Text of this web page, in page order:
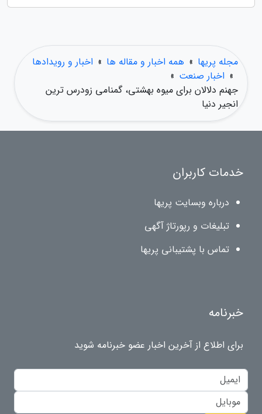
مجله پریها » همه اخبار و مقاله ها » اخبار و رویدادها
» اخبار صنعت »
جهنم دلالان برای میوه بهشتی، گمنامی زودرس ترین
انجیر دنیا
خدمات کاربران
درباره وبسایت پریها
تبلیغات و رپورتاژ آگهی
تماس با پشتیبانی پریها
خبرنامه
برای اطلاع از آخرین اخبار عضو خبرنامه شوید